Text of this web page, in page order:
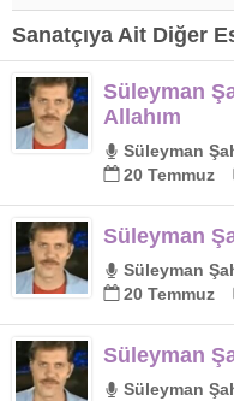
Sanatçıya Ait Diğer
Süleyman
Allahım
Süleyman
20 Temmuz
Süleyman
Süleyman
20 Temmuz
Süleyman
Süleyman